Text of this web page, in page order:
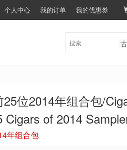
个人中心 我的订单 我的优惠券
位2014年组合包/
Cigars of 2014
年组合包